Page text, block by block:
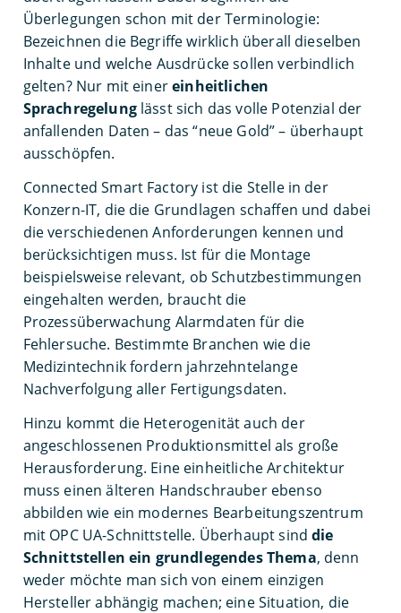
Überlegungen schon mit der Terminologie:
Bezeichnen die Begriffe wirklich überall dieselben
Inhalte und welche Ausdrücke sollen verbindlich
gelten? Nur mit einereinheitlichen
Sprachregelunglässt sich das volle Potenzial der
anfallenden Daten – das “neue Gold” – überhaupt
ausschöpfen.
Connected Smart Factory ist die Stelle in der
Konzern-IT, die die Grundlagen schaffen und dabei
die verschiedenen Anforderungen kennen und
berücksichtigen muss. Ist für die Montage
beispielsweise relevant, ob Schutzbestimmungen
eingehalten werden, braucht die
Prozessüberwachung Alarmdaten für die
Fehlersuche. Bestimmte Branchen wie die
Medizintechnik fordern jahrzehntelange
Nachverfolgung aller Fertigungsdaten.
Hinzu kommt die Heterogenität auch der
angeschlossenen Produktionsmittel als große
Herausforderung. Eine einheitliche Architektur
muss einen älteren Handschrauber ebenso
abbilden wie ein modernes Bearbeitungszentrum
mit OPC UA-Schnittstelle. Überhaupt sinddie
Schnittstellen ein grundlegendes Thema, denn
weder möchte man sich von einem einzigen
Hersteller abhängig machen; eine Situation, die